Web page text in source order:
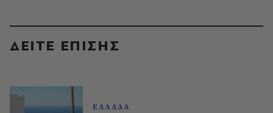
ΔΕΙΤΕ ΕΠΙΣΗΣ
ΕΛΛΑΔΑ